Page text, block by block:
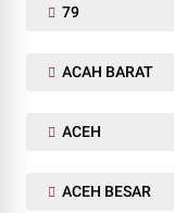
0314
20 GRAM